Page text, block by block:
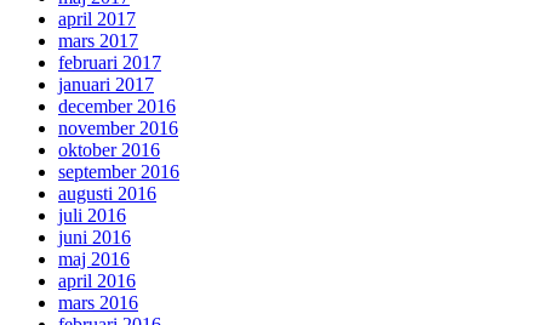
april 2017
mars 2017
februari 2017
januari 2017
december 2016
november 2016
oktober 2016
september 2016
augusti 2016
juli 2016
juni 2016
maj 2016
april 2016
mars 2016